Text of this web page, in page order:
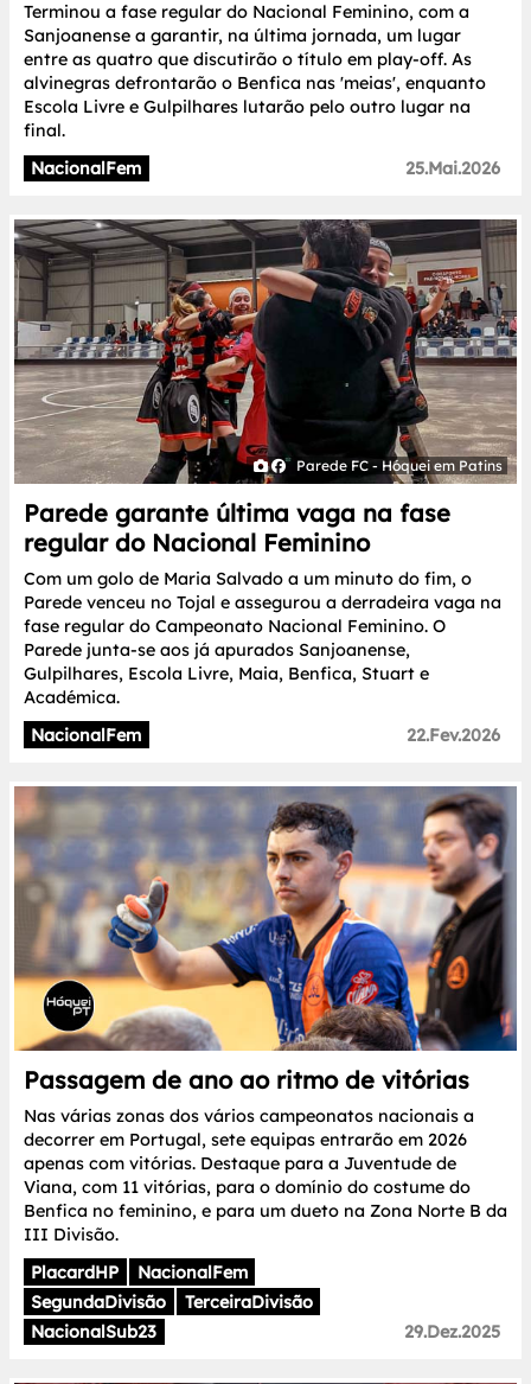
Terminou a fase regular do Nacional Feminino, com a
Sanjoanense a garantir, na última jornada, um lugar
entre as quatro que discutirão o título em play-off. As
alvinegras defrontarão o Benfica nas 'meias', enquanto
Escola Livre e Gulpilhares lutarão pelo outro lugar na
final.
NacionalFem
25.Mai.2026
Parede FC - Hóquei em Patins
Parede garante última vaga na fase
regular do Nacional Feminino
Com um golo de Maria Salvado a um minuto do fim, o
Parede venceu no Tojal e assegurou a derradeira vaga na
fase regular do Campeonato Nacional Feminino. O
Parede junta-se aos já apurados Sanjoanense,
Gulpilhares, Escola Livre, Maia, Benfica, Stuart e
Académica.
NacionalFem
22.Fev.2026
Passagem de ano ao ritmo de vitórias
Nas várias zonas dos vários campeonatos nacionais a
decorrer em Portugal, sete equipas entrarão em 2026
apenas com vitórias. Destaque para a Juventude de
Viana, com 11 vitórias, para o domínio do costume do
Benfica no feminino, e para um dueto na Zona Norte B da
III Divisão.
PlacardHP
NacionalFem
SegundaDivisão
TerceiraDivisão
NacionalSub23
29.Dez.2025